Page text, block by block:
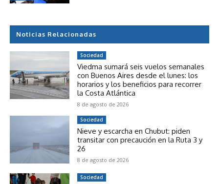
Noticias Relacionadas
Sociedad
Viedma sumará seis vuelos semanales
con Buenos Aires desde el lunes: los
horarios y los beneficios para recorrer
la Costa Atlántica
8 de agosto de 2026
Sociedad
Nieve y escarcha en Chubut: piden
transitar con precaución en la Ruta 3 y
26
8 de agosto de 2026
Sociedad